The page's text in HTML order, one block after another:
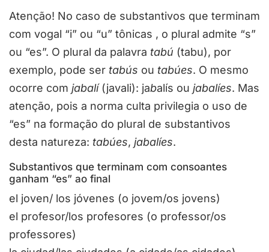
Atenção! No caso de substantivos que terminam
com vogal “i” ou “u” tônicas , o plural admite “s”
ou “es”. O plural da palavra tabú (tabu), por
exemplo, pode ser tabús ou tabúes. O mesmo
ocorre com jabalí(javali): jabalís ou jabalíes. Mas
atenção, pois a norma culta privilegia o uso de
“es” na formação do plural de substantivos
desta natureza: tabúes, jabalíes.
Substantivos que terminam com consoantes
ganham “es” ao final
el joven/ los jóvenes (o jovem/os jovens)
el profesor/los profesores (o professor/os
professores)